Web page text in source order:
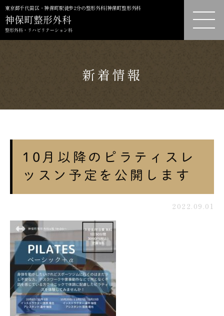
東京都千代田区・神保町駅徒歩2分の整形外科|神保町整形外科
新着情報
10月以降のピラティスレ
ッスン予定を公開します
2022.09.01